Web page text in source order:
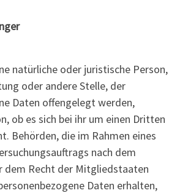
natürliche oder juristische Person,
oder andere Stelle, der
Daten offengelegt werden,
ob es sich bei ihr um einen Dritten
Behörden, die im Rahmen eines
nach dem
dem Recht der Mitgliedstaaten
Daten erhalten,